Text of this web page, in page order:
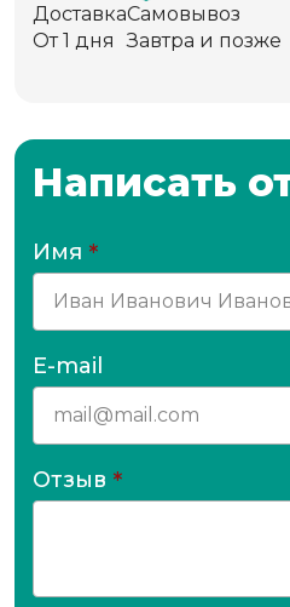
Доставка
От 1 дня
Самовывоз
Завтра и позже
Написать
Имя *
E-mail
Отзыв *